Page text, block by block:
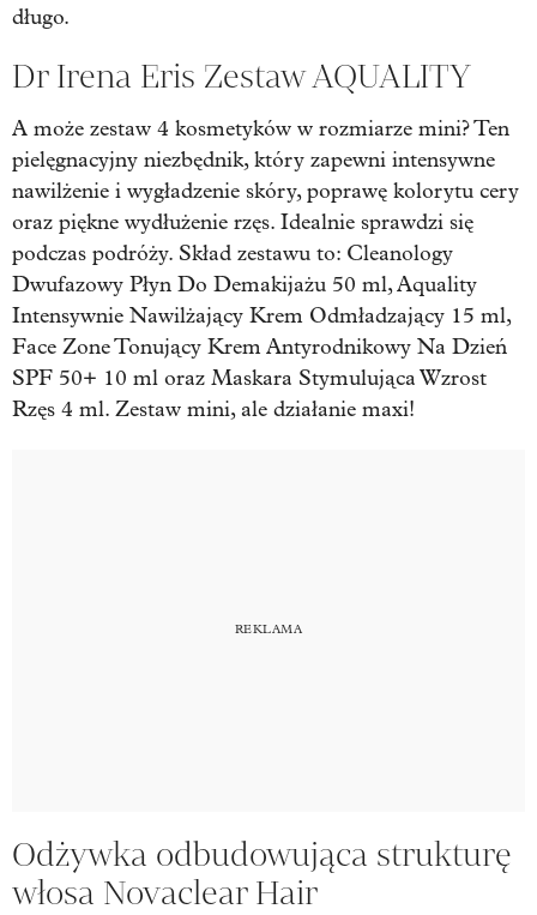
długo.
Dr Irena Eris Zestaw AQUALITY
A może zestaw 4 kosmetyków w rozmiarze mini? Ten
pielęgnacyjny niezbędnik, który zapewni intensywne
nawilżenie i wygładzenie skóry, poprawę kolorytu cery
oraz piękne wydłużenie rzęs. Idealnie sprawdzi się
podczas podróży. Skład zestawu to: Cleanology
Dwufazowy Płyn Do Demakijażu 50 ml, Aquality
Intensywnie Nawilżający Krem Odmładzający 15 ml,
Face Zone Tonujący Krem Antyrodnikowy Na Dzień
SPF 50+ 10 ml oraz Maskara Stymulująca Wzrost
Rzęs 4 ml. Zestaw mini, ale działanie maxi!
Odżywka odbudowująca strukturę
włosa Novaclear Hair